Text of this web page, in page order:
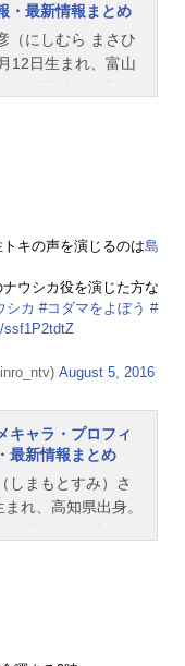
・最新情報まとめ
（にしむら まさひ
12日生まれ、富山
キの声を演じるのは島
ウシカ役を演じた方な
シカ #コダマをよぼう #
ssf1P2tdtZ
August 5, 2016
キャラ・プロフィ
最新情報まとめ
しまもとすみ）さ
れ、高知県出身。